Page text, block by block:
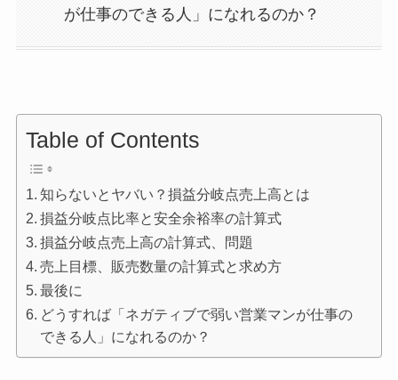
が仕事のできる人」になれるのか？
Table of Contents
知らないとヤバい？損益分岐点売上高とは
損益分岐点比率と安全余裕率の計算式
損益分岐点売上高の計算式、問題
売上目標、販売数量の計算式と求め方
最後に
どうすれば「ネガティブで弱い営業マンが仕事の
できる人」になれるのか？